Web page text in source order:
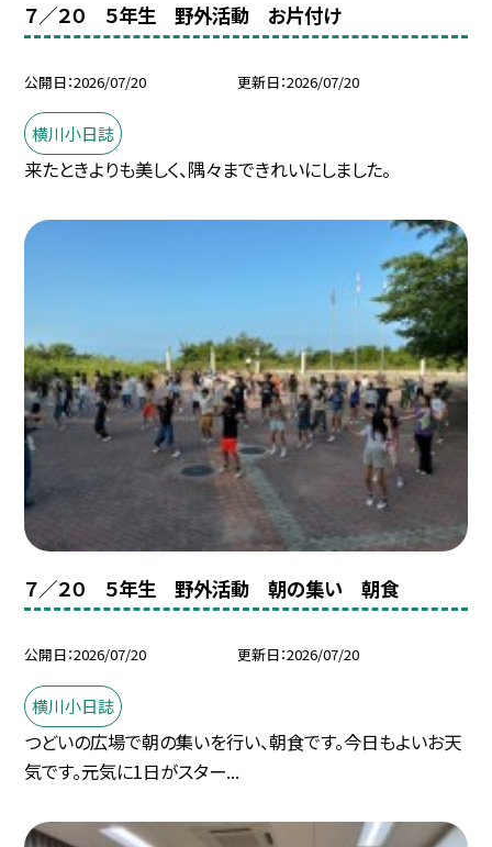
７／２０ ５年生 野外活動 お片付け
公開日 2026/07/20 更新日 2026/07/20
横川小日誌
来たときよりも美しく、隅々まできれいにしました。
７／２０ ５年生 野外活動 朝の集い 朝食
公開日 2026/07/20 更新日 2026/07/20
横川小日誌
つどいの広場で朝の集いを行い、朝食です。今日もよいお天
気です。元気に1日がスター...